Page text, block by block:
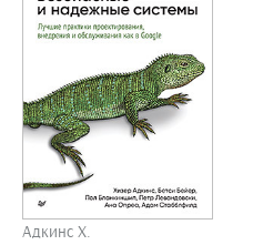
Адкинс Х.